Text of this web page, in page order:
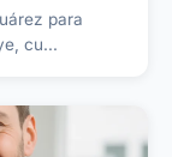
para
cu...